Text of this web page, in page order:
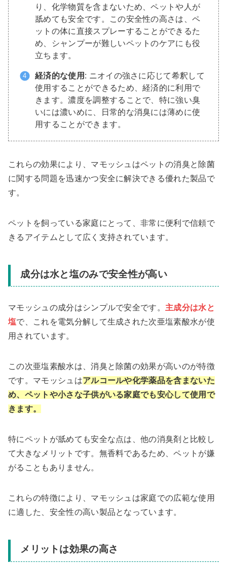
り、化学物質を含まないため、ペットや人が
舐めても安全です。この安全性の高さは、ペ
ットの体に直接スプレーすることができるた
め、シャンプーが難しいペットのケアにも役
立ちます。
経済的な使用 : ニオイの強さに応じて希釈して
使用することができるため、経済的に利用で
きます。濃度を調整することで、特に強い臭
いには濃いめに、日常的な消臭には薄めに使
用することができます。
これらの効果により、マモッシュはペットの消臭と除菌
に関する問題を迅速かつ安全に解決できる優れた製品で
す。
ペットを飼っている家庭にとって、非常に便利で信頼で
きるアイテムとして広く支持されています。
成分は水と塩のみで安全性が高い
マモッシュの成分はシンプルで安全です。主成分は水と
塩で、これを電気分解して生成された次亜塩素酸水が使
用されています。
この次亜塩素酸水は、消臭と除菌の効果が高いのが特徴
です。マモッシュはアルコールや化学薬品を含まないた
め、ペットや小さな子供がいる家庭でも安心して使用で
きます。
特にペットが舐めても安全な点は、他の消臭剤と比較し
て大きなメリットです。無香料であるため、ペットが嫌
がることもありません。
これらの特徴により、マモッシュは家庭での広範な使用
に適した、安全性の高い製品となっています。
メリットは効果の高さ